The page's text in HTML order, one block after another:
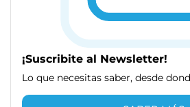
¡Suscribite al Newsletter!
Lo que necesitas saber, desde